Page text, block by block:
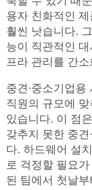
용자 친화적인
훨씬 낫습니다.
능이 직관적인
프라 관리를 간
중견·중소기업
직원의 규모에
있습니다. 이 점
갖추지 못한 중견
다. 하드웨어 설
로 걱정할 필요
된 팀에서 첫날